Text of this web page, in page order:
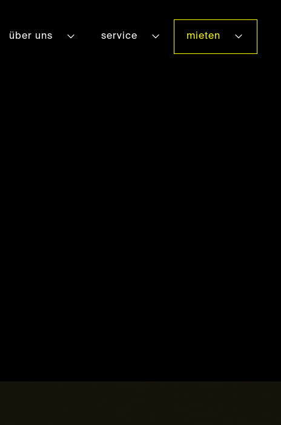
über uns service mieten